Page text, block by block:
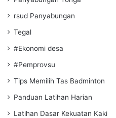
rsud Panyabungan
Tegal
#Ekonomi desa
#Pemprovsu
Tips Memilih Tas Badminton
Panduan Latihan Harian
Latihan Dasar Kekuatan Kaki